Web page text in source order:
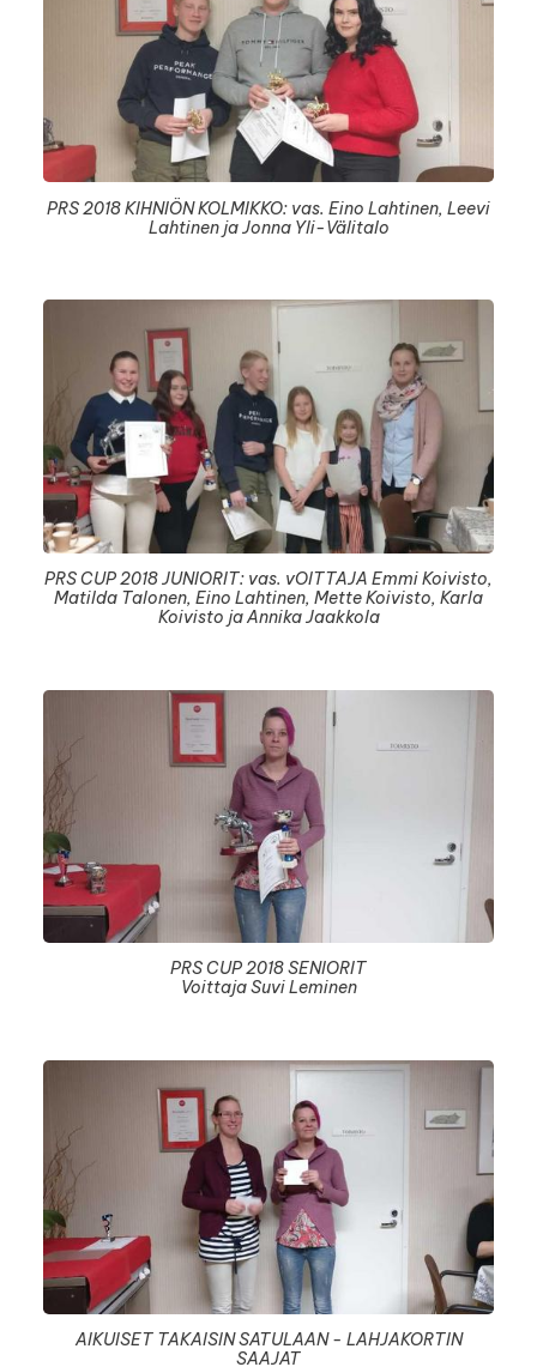
PRS 2018 KIHNIÖN KOLMIKKO: vas. Eino Lahtinen, Leevi
Lahtinen ja Jonna Yli-Välitalo
PRS CUP 2018 JUNIORIT: vas. vOITTAJA Emmi Koivisto,
Matilda Talonen, Eino Lahtinen, Mette Koivisto, Karla
Koivisto ja Annika Jaakkola
PRS CUP 2018 SENIORIT
Voittaja Suvi Leminen
AIKUISET TAKAISIN SATULAAN - LAHJAKORTIN
SAAJAT